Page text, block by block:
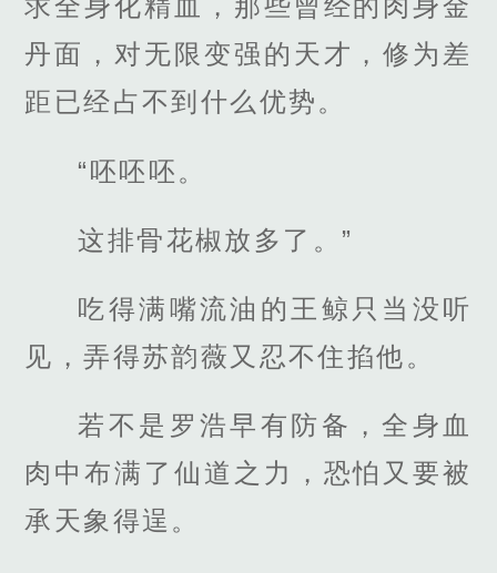
求全身化精血，那些曾经的肉身金
丹面，对无限变强的天才，修为差
距已经占不到什么优势。
“呸呸呸。
这排骨花椒放多了。”
吃得满嘴流油的王鲸只当没听
见，弄得苏韵薇又忍不住掐他。
若不是罗浩早有防备，全身血
肉中布满了仙道之力，恐怕又要被
承天象得逞。